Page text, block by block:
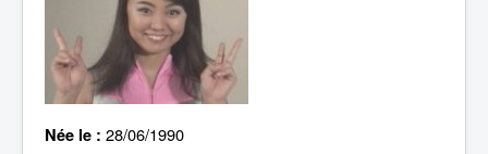
Films
COSAA
Dessins
Artiste Asperger
Née le : 28/06/1990